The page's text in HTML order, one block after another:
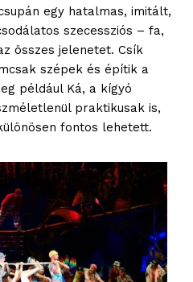
egy hatalmas, imitált,
szecessziós – fa,
összes jelenetet. Csík
szépek és építik a
például Ká, a kígyó
praktikusak is,
fontos lehetett.